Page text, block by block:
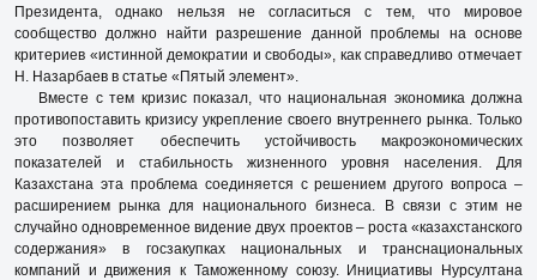
Президента, однако нельзя не согласиться с тем, что мировое
сообщество должно найти разрешение данной проблемы на основе
критериев «истинной демократии и свободы», как справедливо отмечает
Н. Назарбаев в статье «Пятый элемент».
Вместе с тем кризис показал, что национальная экономика должна
противопоставить кризису укрепление своего внутреннего рынка. Только
это позволяет обеспечить устойчивость макроэкономических
показателей и стабильность жизненного уровня населения. Для
Казахстана эта проблема соединяется с решением другого вопроса –
расширением рынка для национального бизнеса. В связи с этим не
случайно одновременное видение двух проектов – роста «казахстанского
содержания» в госзакупках национальных и транснациональных
компаний и движения к Таможенному союзу. Инициативы Нурсултана